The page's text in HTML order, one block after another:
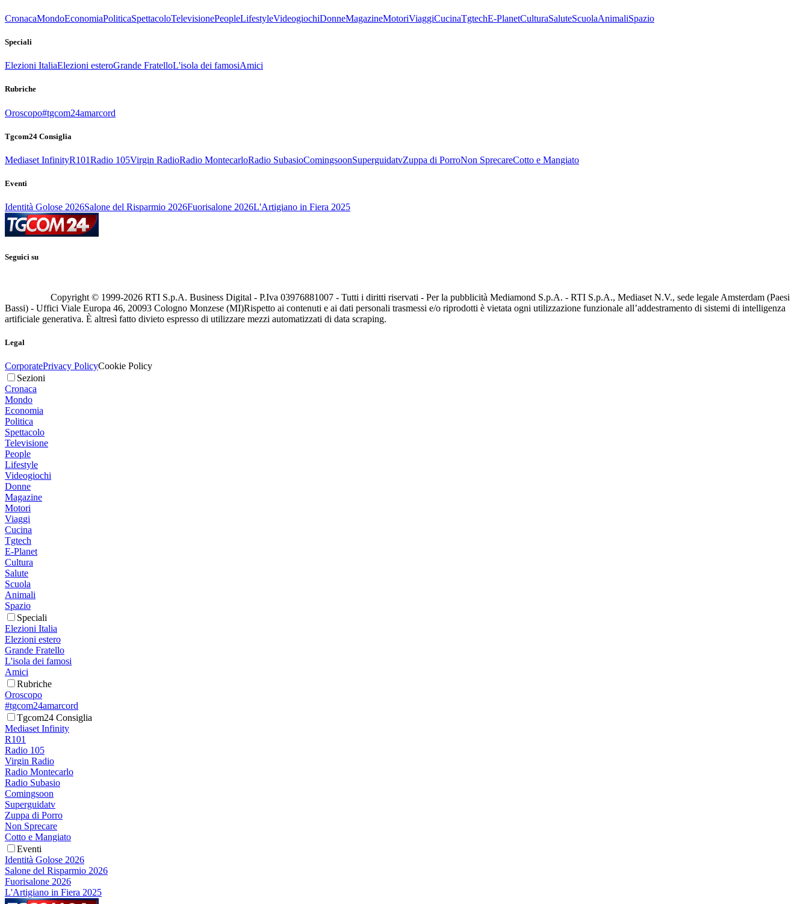
CronacaMondoEconomiaPoliticaSpettacoloTelevisionePeopleLifestyleVideogiochiDonneMagazineMotoriViaggiCucinaTgtechE-PlanetCulturaSaluteScuolaAnimaliSpazio
Speciali
Elezioni ItaliaElezioni esteroGrande FratelloL'isola dei famosiAmici
Rubriche
Oroscopo#tgcom24amarcord
Tgcom24 Consiglia
Mediaset InfinityR101Radio 105Virgin RadioRadio MontecarloRadio SubasioComingsoonSuperguidatvZuppa di PorroNon SprecareCotto e Mangiato
Eventi
Identità Golose 2026Salone del Risparmio 2026Fuorisalone 2026L'Artigiano in Fiera 2025
Seguici su
Copyright © 1999-2026 RTI S.p.A. Business Digital - P.Iva 03976881007 - Tutti i diritti riservati - Per la pubblicità Mediamond S.p.A. - RTI S.p.A., Mediaset N.V., sede legale Amsterdam (Paesi
Bassi) - Uffici Viale Europa 46, 20093 Cologno Monzese (MI)Rispetto ai contenuti e ai dati personali trasmessi e/o riprodotti è vietata ogni utilizzazione funzionale all’addestramento di sistemi di intelligenza
artificiale generativa. È altresì fatto divieto espresso di utilizzare mezzi automatizzati di data scraping.
Legal
CorporatePrivacy PolicyCookie Policy
Sezioni
Cronaca
Mondo
Economia
Politica
Spettacolo
Televisione
People
Lifestyle
Videogiochi
Donne
Magazine
Motori
Viaggi
Cucina
Tgtech
E-Planet
Cultura
Salute
Scuola
Animali
Spazio
Speciali
Elezioni Italia
Elezioni estero
Grande Fratello
L'isola dei famosi
Amici
Rubriche
Oroscopo
#tgcom24amarcord
Tgcom24 Consiglia
Mediaset Infinity
R101
Radio 105
Virgin Radio
Radio Montecarlo
Radio Subasio
Comingsoon
Superguidatv
Zuppa di Porro
Non Sprecare
Cotto e Mangiato
Eventi
Identità Golose 2026
Salone del Risparmio 2026
Fuorisalone 2026
L'Artigiano in Fiera 2025